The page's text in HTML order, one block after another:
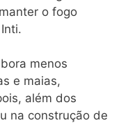
o fogo
menos
e maias,
além dos
na construção de